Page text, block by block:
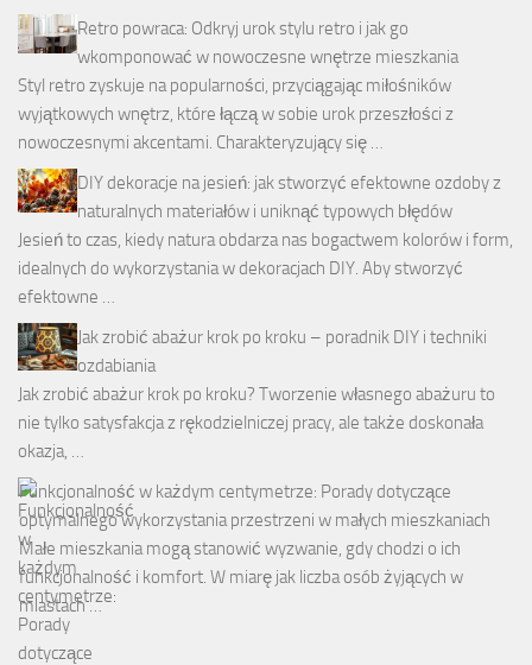
Retro powraca: Odkryj urok stylu retro i jak go
wkomponować w nowoczesne wnętrze mieszkania
Styl retro zyskuje na popularności, przyciągając miłośników
wyjątkowych wnętrz, które łączą w sobie urok przeszłości z
nowoczesnymi akcentami. Charakteryzujący się …
DIY dekoracje na jesień: jak stworzyć efektowne ozdoby z
naturalnych materiałów i uniknąć typowych błędów
Jesień to czas, kiedy natura obdarza nas bogactwem kolorów i form,
idealnych do wykorzystania w dekoracjach DIY. Aby stworzyć
efektowne …
Jak zrobić abażur krok po kroku – poradnik DIY i techniki
ozdabiania
Jak zrobić abażur krok po kroku? Tworzenie własnego abażuru to
nie tylko satysfakcja z rękodzielniczej pracy, ale także doskonała
okazja, …
Funkcjonalność w każdym centymetrze: Porady dotyczące
optymalnego wykorzystania przestrzeni w małych mieszkaniach
Małe mieszkania mogą stanowić wyzwanie, gdy chodzi o ich
funkcjonalność i komfort. W miarę jak liczba osób żyjących w
miastach …